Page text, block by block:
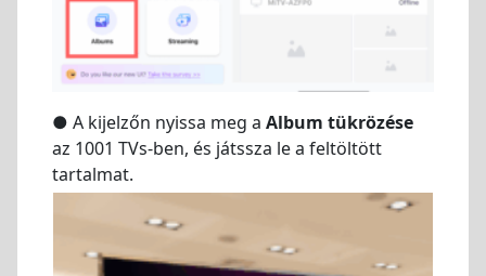
● A kijelzőn nyissa meg a Album tükrözése
az 1001 TVs-ben, és játssza le a feltöltött
tartalmat.